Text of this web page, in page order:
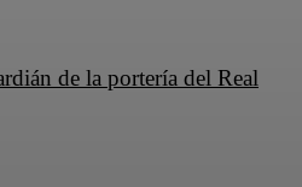
de la portería del Real